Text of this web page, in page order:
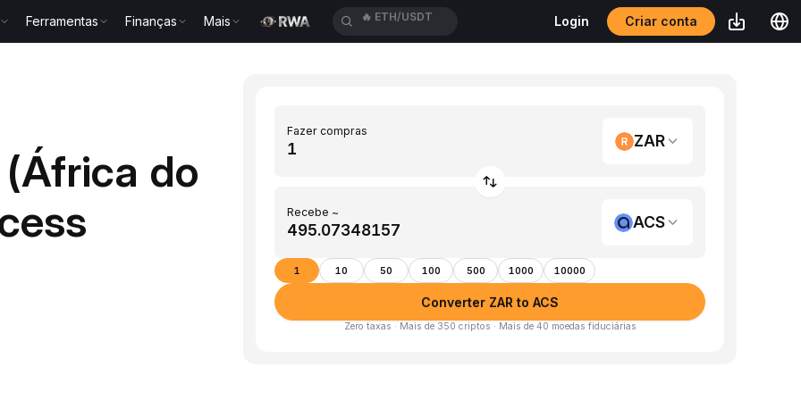
Ferramentas Finanças Mais 🔥 SPCXUSDT Login Criar conta
do
Fazer compras
ZAR
Recebe ~
ACS
1 10 50 100 500 1000 10000
Converter ZAR to ACS
Zero taxas · Mais de 350 criptos · Mais de 40 moedas fiduciárias